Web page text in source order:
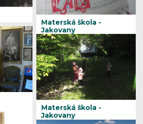
Materská škola -
Jakovany
Materská škola -
Jakovany